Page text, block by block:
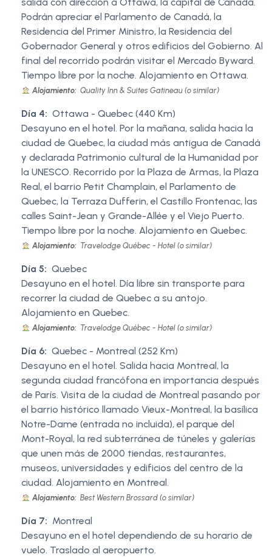
Podrán apreciar el Parlamento de Canadá, la
Residencia del Primer Ministro, la Residencia del
Gobernador General y otros edificios del Gobierno. Al
final del recorrido podrán visitar el Mercado Byward.
Tiempo libre por la noche. Alojamiento en Ottawa.
Alojamiento: Quality Inn & Suites Gatineau (o similar)
Día 4: Ottawa - Quebec (440 Km)
Desayuno en el hotel. Por la mañana, salida hacia la
ciudad de Quebec, la ciudad más antigua de Canadá
y declarada Patrimonio cultural de la Humanidad por
la UNESCO. Recorrido por la Plaza de Armas, la Plaza
Real, el barrio Petit Champlain, el Parlamento de
Quebec, la Terraza Dufferin, el Castillo Frontenac, las
calles Saint-Jean y Grande-Allée y el Viejo Puerto.
Tiempo libre por la noche. Alojamiento en Quebec.
Alojamiento: Travelodge Québec - Hotel (o similar)
Día 5: Quebec
Desayuno en el hotel. Día libre sin transporte para
recorrer la ciudad de Quebec a su antojo.
Alojamiento en Quebec.
Alojamiento: Travelodge Québec - Hotel (o similar)
Día 6: Quebec - Montreal (252 Km)
Desayuno en el hotel. Salida hacia Montreal, la
segunda ciudad francófona en importancia después
de París. Visita de la ciudad de Montreal pasando por
el barrio histórico llamado Vieux-Montreal, la basílica
Notre-Dame (entrada no incluida), el parque del
Mont-Royal, la red subterránea de túneles y galerías
que unen más de 2000 tiendas, restaurantes,
museos, universidades y edificios del centro de la
ciudad. Alojamiento en Montreal.
Alojamiento: Best Western Brossard (o similar)
Día 7: Montreal
Desayuno en el hotel dependiendo de su horario de
vuelo. Traslado al aeropuerto.